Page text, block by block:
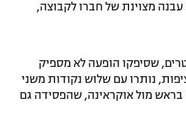
מצוינת של חברו לקבוצה,
שסיפקו הופעה לא מספיק
נותרו עם שלוש נקודות משני
מול אוקראינה, שהפסידה גם